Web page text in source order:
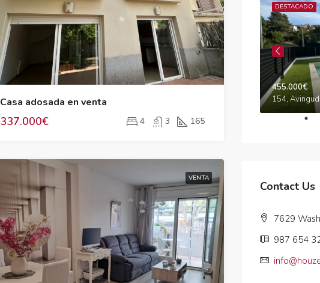
Casa adosada en venta
337.000€ 4 3 165
VENTA
DESTACADO
385.000€
DESTACADO
455.000€
Contact Us
7629
987 654